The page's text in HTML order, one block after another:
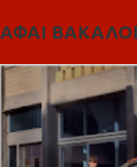
ΑΦΑΙ